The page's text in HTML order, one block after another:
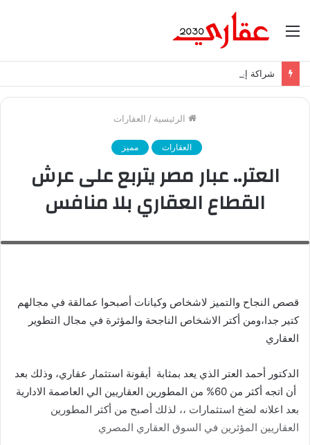
القائمة
شراكة إيجي تاورز مع بلدينا.. قيمة مضافة تعزز نجاح المشروعات
الرئيسية / العقارات
العقارات مميز
العتر.. عبار مصر يتربع على عرش
القطاع العقاري بلا منافس
قصص النجاح والتميز لاشخاص وكيانات أصبحوا عمالقة في مجالهم
كتير جدا،ومن أكتر الاشخاص الناجحة والمؤثرة في مجال التطوير
العقاري
الدكتور أحمد العتر الذي يعد بمثابة أيقونة استثمار عقاري، وذلك بعد
أن اتجه أكثر من 60% من المطورين العقاريين الي العاصمة الادارية
بعد اعلانه لضخ استثمارات ،، لذلك أصبح من أكثر المطورين
العقاريين المؤثرين في السوق العقاري المصري